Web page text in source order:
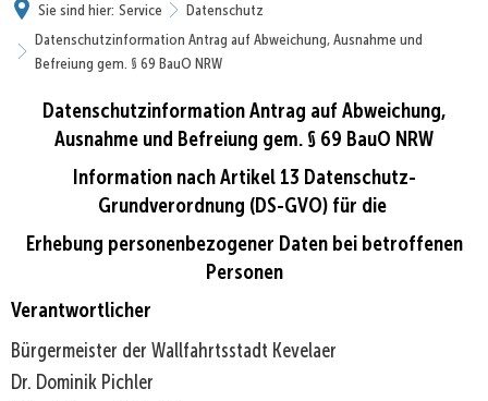
Sie sind hier: Service
Datenschutz
Datenschutzinformation Antrag auf Abweichung, Ausnahme und
Befreiung gem. § 69 BauO NRW
Datenschutzinformation
Antrag
Ausnahme
und
gem.
Datenschutzinformation Antrag auf Abweichung,
Ausnahme und Befreiung gem. § 69 BauO NRW
Information nach Artikel 13 Datenschutz-
Grundverordnung (DS-GVO) für die
Erhebung personenbezogener Daten bei betroffenen
Personen
Verantwortlicher
Bürgermeister der Wallfahrtsstadt Kevelaer
Dr. Dominik Pichler